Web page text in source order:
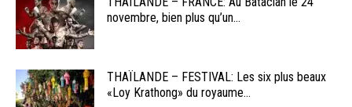
novembre, bien plus qu’un...
THAÏLANDE – FESTIVAL: Les six plus beaux
«Loy Krathong» du royaume...